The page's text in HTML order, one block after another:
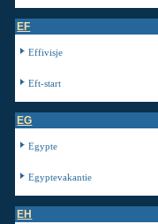
EF
Effivisje
Eft-start
EG
Egypte
Egyptevakantie
EH